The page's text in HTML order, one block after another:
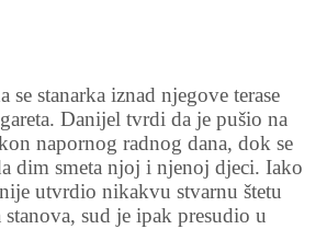
se stanarka iznad njegove terase
Danijel tvrdi da je pušio na
napornog radnog dana, dok se
dim smeta njoj i njenoj djeci. Iako
utvrdio nikakvu stvarnu štetu
sud je ipak presudio u